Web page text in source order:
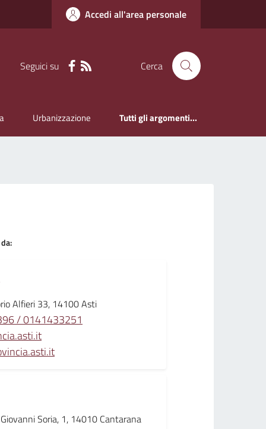
Accedi all'area personale
Seguici su Cerca
Urbanizzazione Tutti gli argomenti...
Alfieri 33, 14100 Asti
/ 0141433251
Soria, 1, 14010 Cantarana